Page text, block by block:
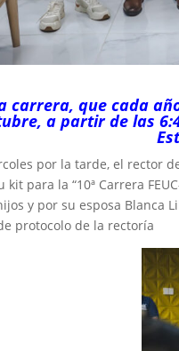
carrera, que cada
a partir de las
por la tarde, el rector
kit para la “10ª Carrera
y por su esposa Blanca
protocolo de la rectoría